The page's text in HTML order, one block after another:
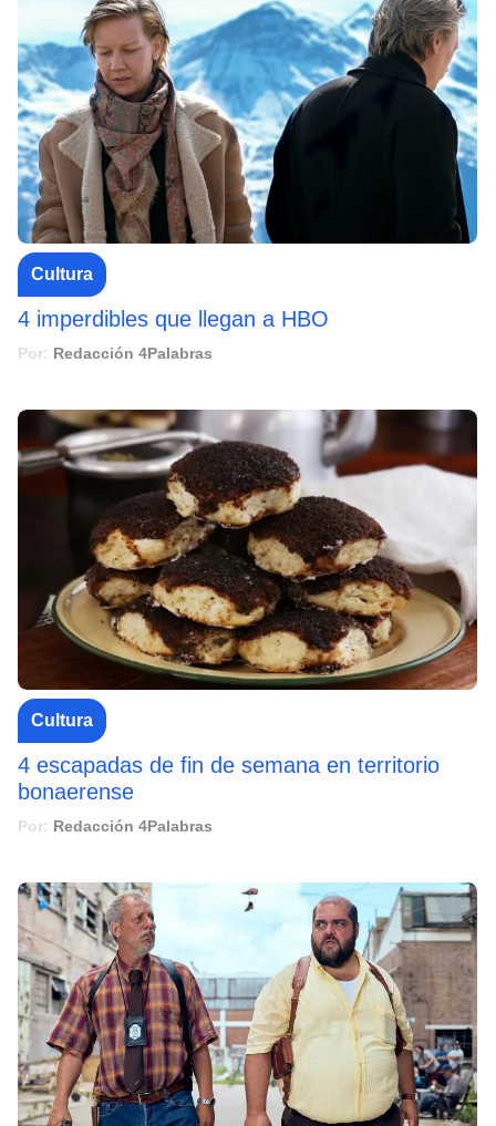
Cultura
4 imperdibles que llegan a HBO
Por: Redacción 4Palabras
Cultura
4 escapadas de fin de semana en territorio
bonaerense
Por: Redacción 4Palabras